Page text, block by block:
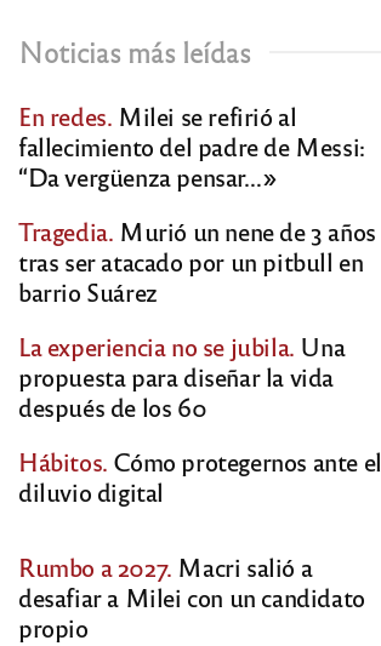
Noticias más leídas
En redes. Milei se refirió al
fallecimiento del padre de Messi:
“Da vergüenza pensar…»
Tragedia. Murió un nene de 3 años
tras ser atacado por un pitbull en
barrio Suárez
La experiencia no se jubila. Una
propuesta para diseñar la vida
después de los 60
Hábitos. Cómo protegernos ante el
diluvio digital
Rumbo a 2027. Macri salió a
desafiar a Milei con un candidato
propio